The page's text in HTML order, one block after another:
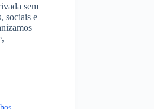
sem
sociais e